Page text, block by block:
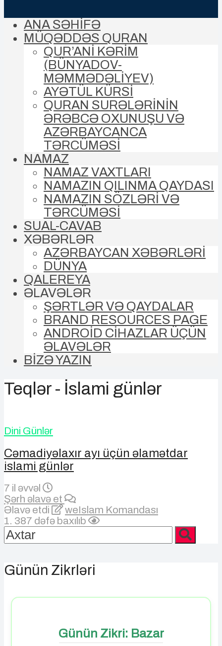
ANA SƏHİFƏ
MÜQƏDDƏS QURAN
QUR’ANİ KƏRİM
(BÜNYADOV-
MƏMMƏDƏLIYEV)
AYƏTÜL KÜRSİ
QURAN SURƏLƏRİNİN
ƏRƏBCƏ OXUNUŞU VƏ
AZƏRBAYCANCA
TƏRCÜMƏSİ
NAMAZ
NAMAZ VAXTLARI
NAMAZIN QILINMA QAYDASI
NAMAZIN SÖZLƏRİ VƏ
TƏRCÜMƏSİ
SUAL-CAVAB
XƏBƏRLƏR
AZƏRBAYCAN XƏBƏRLƏRİ
DÜNYA
QALEREYA
ƏLAVƏLƏR
ŞƏRTLƏR VƏ QAYDALAR
BRAND RESOURCES PAGE
ANDROİD CİHAZLAR ÜÇÜN
ƏLAVƏLƏR
BİZƏ YAZIN
Teqlər - İslami günlər
Dini Günlər
Cəmadiyəlaxır ayı üçün əlamətdar
islami günlər
7 il əvvəl
Şərh əlavə et
Əlavə etdi
weIslam Komandası
1. 387 dəfə baxılıb
Günün Zikrləri
Günün Zikri: Bazar